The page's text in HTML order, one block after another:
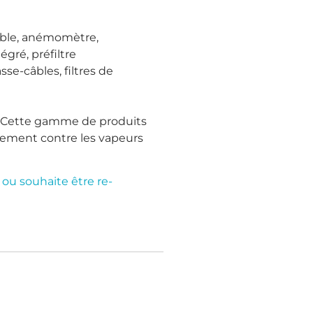
anémomètre,
préfiltre
câbles, filtres de
Cette gamme de produits
contre les vapeurs
ou souhaite être re-